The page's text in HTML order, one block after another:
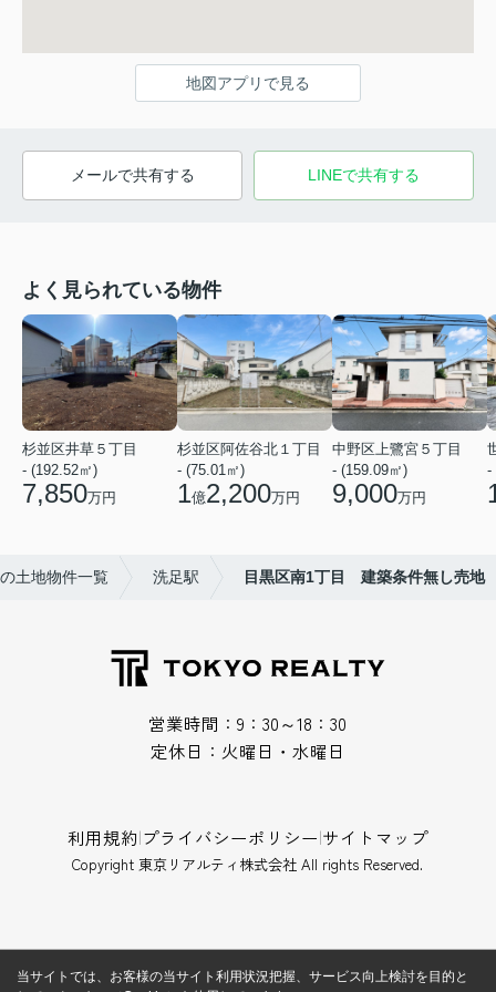
地図アプリで見る
メールで共有する LINEで共有する
よく見られている物件
杉並区井草５丁目
- (192.52㎡)
7,850万円
杉並区阿佐谷北１丁目
- (75.01㎡)
1億2,200万円
中野区上鷺宮５丁目
- (159.09㎡)
9,000万円
-
土地物件一覧 洗足駅 目黒区南1丁目 建築条件無し売地
営業時間：9：30～18：30
定休日：火曜日・水曜日
利用規約|プライバシーポリシー|サイトマップ
Copyright 東京リアルティ株式会社 All rights Reserved.
当サイトでは、お客様の当サイト利用状況把握、サービス向上検討を目的と